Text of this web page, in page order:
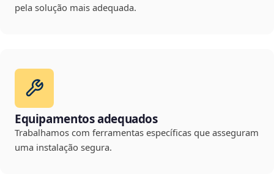
pela solução mais adequada.
Equipamentos adequados
Trabalhamos com ferramentas específicas que asseguram
uma instalação segura.